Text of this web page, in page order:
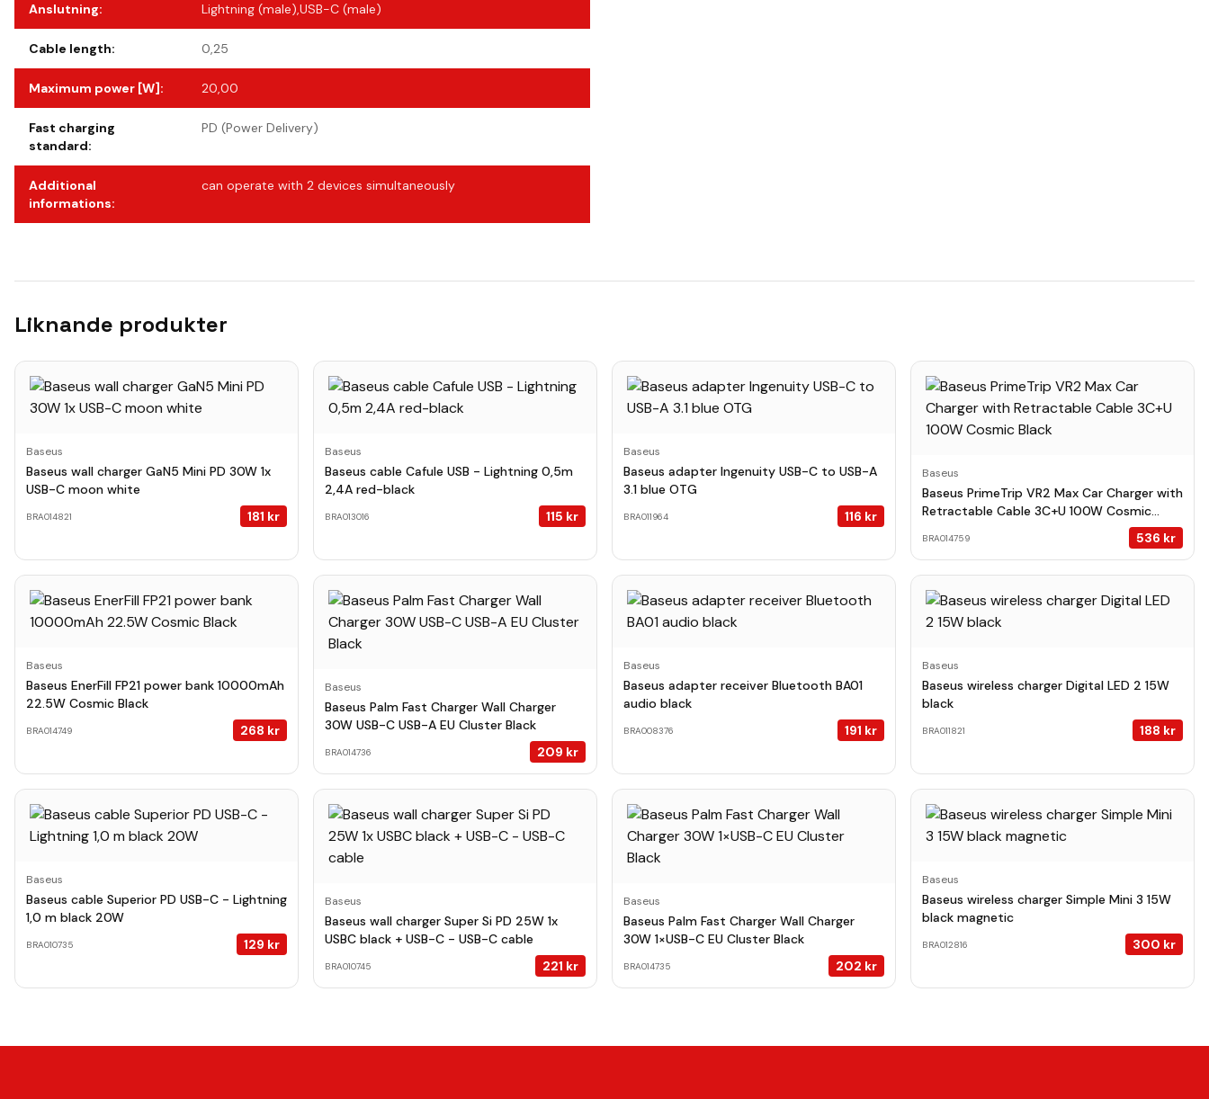
Anslutning: Lightning (male),USB-C (male)
Cable length: 0,25
Maximum power [W]: 20,00
Fast charging
standard:
PD (Power Delivery)
Additional
informations:
can operate with 2 devices simultaneously
Liknande produkter
Baseus
Baseus wall charger GaN5 Mini PD 30W 1x
USB-C moon white
BRA014821 181 kr
Baseus
Baseus cable Cafule USB - Lightning 0,5m
2,4A red-black
BRA013016 115 kr
Baseus
Baseus adapter Ingenuity USB-C to USB-A
3.1 blue OTG
BRA011964 116 kr
Baseus
Baseus PrimeTrip VR2 Max Car Charger with
Retractable Cable 3C+U 100W Cosmic
BRA014759 536 kr
Baseus
Baseus EnerFill FP21 power bank 10000mAh
22.5W Cosmic Black
BRA014749 268 kr
Baseus
Baseus Palm Fast Charger Wall Charger
30W USB-C USB-A EU Cluster Black
BRA014736 209 kr
Baseus
Baseus adapter receiver Bluetooth BA01
audio black
BRA008376 191 kr
Baseus
Baseus wireless charger Digital LED 2 15W
black
BRA011821 188 kr
Baseus
Baseus cable Superior PD USB-C - Lightning
1,0 m black 20W
BRA010735 129 kr
Baseus
Baseus wall charger Super Si PD 25W 1x
USBC black + USB-C - USB-C cable
BRA010745 221 kr
Baseus
Baseus Palm Fast Charger Wall Charger
30W 1×USB-C EU Cluster Black
BRA014735 202 kr
Baseus
Baseus wireless charger Simple Mini 3 15W
black magnetic
BRA012816 300 kr